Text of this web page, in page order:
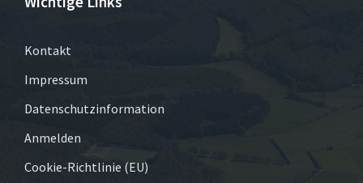
Kontakt
Impressum
Datenschutzinformation
Anmelden
Cookie-Richtlinie (EU)